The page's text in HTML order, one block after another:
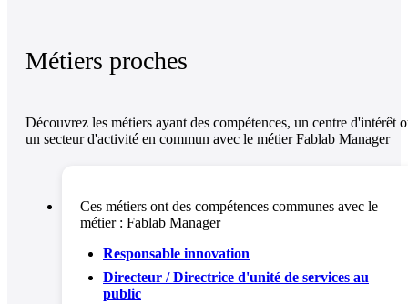
Métiers proches
Découvrez les métiers ayant des compétences, un centre d'intérêt
un secteur d'activité en commun avec le métier Fablab Manager
Ces métiers ont des compétences communes avec le
métier : Fablab Manager
Responsable innovation
Directeur / Directrice d'unité de services au
public